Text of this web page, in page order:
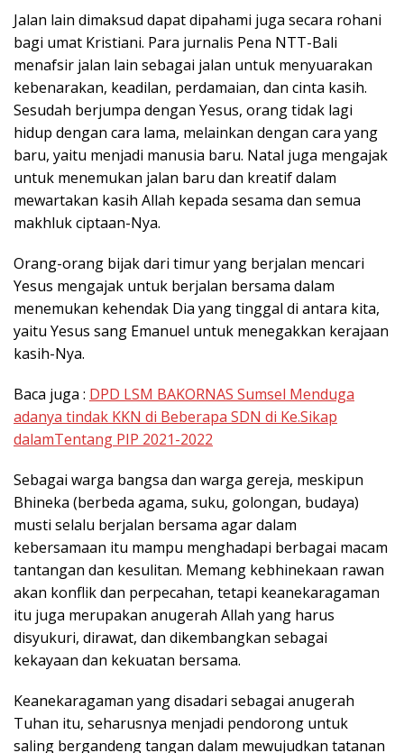
Jalan lain dimaksud dapat dipahami juga secara rohani
bagi umat Kristiani. Para jurnalis Pena NTT-Bali
menafsir jalan lain sebagai jalan untuk menyuarakan
kebenarakan, keadilan, perdamaian, dan cinta kasih.
Sesudah berjumpa dengan Yesus, orang tidak lagi
hidup dengan cara lama, melainkan dengan cara yang
baru, yaitu menjadi manusia baru. Natal juga mengajak
untuk menemukan jalan baru dan kreatif dalam
mewartakan kasih Allah kepada sesama dan semua
makhluk ciptaan-Nya.
Orang-orang bijak dari timur yang berjalan mencari
Yesus mengajak untuk berjalan bersama dalam
menemukan kehendak Dia yang tinggal di antara kita,
yaitu Yesus sang Emanuel untuk menegakkan kerajaan
kasih-Nya.
Baca juga : DPD LSM BAKORNAS Sumsel Menduga
adanya tindak KKN di Beberapa SDN di Ke.Sikap
dalamTentang PIP 2021-2022
Sebagai warga bangsa dan warga gereja, meskipun
Bhineka (berbeda agama, suku, golongan, budaya)
musti selalu berjalan bersama agar dalam
kebersamaan itu mampu menghadapi berbagai macam
tantangan dan kesulitan. Memang kebhinekaan rawan
akan konflik dan perpecahan, tetapi keanekaragaman
itu juga merupakan anugerah Allah yang harus
disyukuri, dirawat, dan dikembangkan sebagai
kekayaan dan kekuatan bersama.
Keanekaragaman yang disadari sebagai anugerah
Tuhan itu, seharusnya menjadi pendorong untuk
saling bergandeng tangan dalam mewujudkan tatanan